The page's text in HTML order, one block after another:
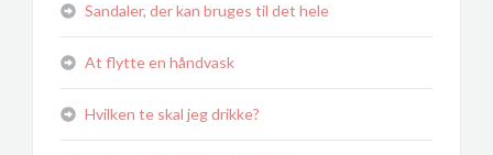
Sandaler, der kan bruges til det hele
At flytte en håndvask
Hvilken te skal jeg drikke?